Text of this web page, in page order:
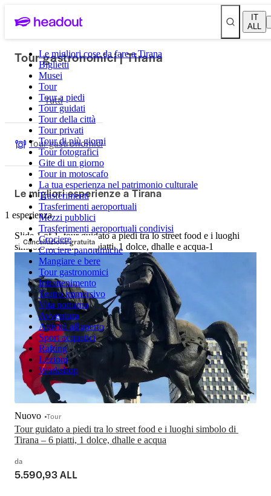
IT
ALL
Le migliori cose da fare a Tirana
Biglietti
Musei
Tour
Tour a piedi
Tour guidati
Tour della città
Tour privati
Tour di più giorni
Tour fotografici
Gite di un giorno
Tour in motoscafo
La tua esperienza nel patrimonio culturale
Trasferimenti
Trasferimenti aeroportuali
Mezzi pubblici
Trasferimenti aeroportuali condivisi
Crociere
Crociere panoramiche
Mangiare e bere
Tour gastronomici
Intrattenimento
Teatro immersivo
Vita notturna
Avventura
Attività all'aperto
Sport acquatici
Rafting
Lezioni
Workshop
Tour gastronomici | Tirana
Tutti
Tour gastronomici
Le migliori esperienze a Tirana
1 esperienza
Cancellazione gratuita
Slide 1 of 1, tour guidato a piedi tra lo street food e i luoghi
simbolo di tirana – 6 piatti, 1 dolce, dhalle e acqua-1
Tour guidato a piedi tra lo street food e i luoghi simbolo di
Tirana – 6 piatti, 1 dolce, dhalle e acqua
Nuovo Tour
da
5.590,93 ALL